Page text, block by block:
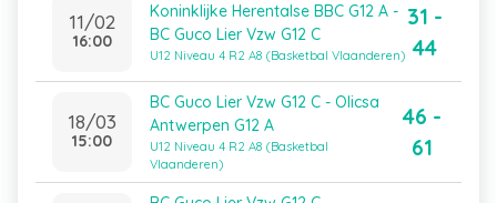
11/02
16:00
Koninklijke Herentalse BBC G12 A -
BC Guco Lier Vzw G12 C
U12 Niveau 4 R2 A8 (Basketbal Vlaanderen)
31 -
44
18/03
15:00
BC Guco Lier Vzw G12 C - Olicsa
Antwerpen G12 A
U12 Niveau 4 R2 A8 (Basketbal
Vlaanderen)
46 -
61